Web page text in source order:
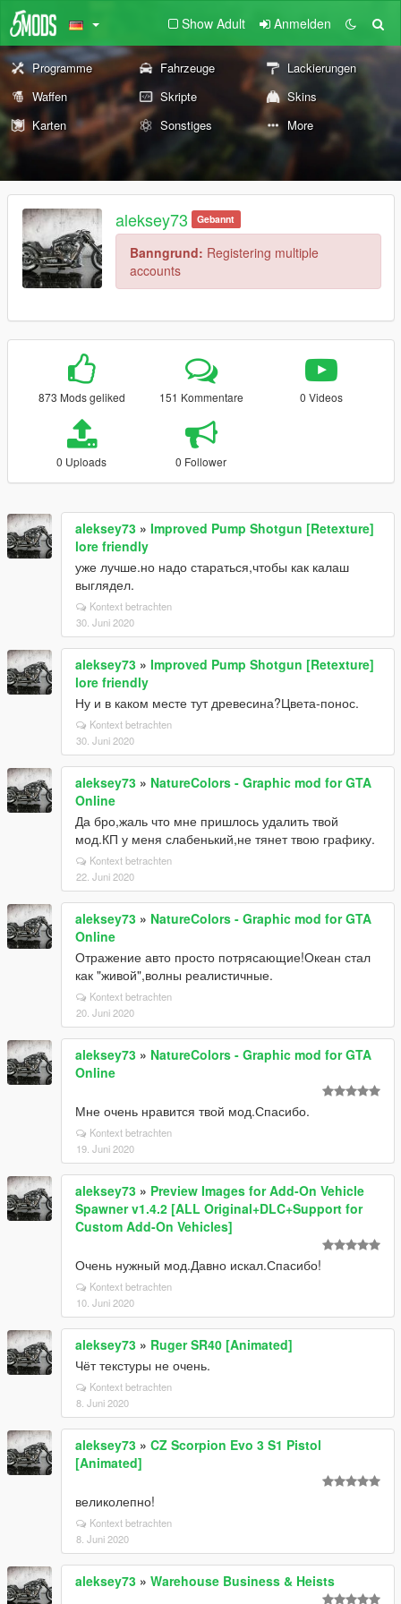
Show Adult Anmelden
Programme Fahrzeuge
Lackierungen
Waffen
Skripte
Skins
Karten
Sonstiges More
aleksey73 Gebannt
Banngrund: Registering multiple
accounts
873 Mods geliked 151 Kommentare 0 Videos
0 Uploads 0 Follower
aleksey73 » Improved Pump Shotgun [Retexture]
lore friendly
уже лучше.но надо стараться,чтобы как калаш
выглядел.
Kontext betrachten
30. Juni 2020
aleksey73 » Improved Pump Shotgun [Retexture]
lore friendly
Ну и в каком месте тут древесина?Цвета-понос.
Kontext betrachten
30. Juni 2020
aleksey73 » NatureColors - Graphic mod for GTA
Online
Да бро,жаль что мне пришлось удалить твой
мод.КП у меня слабенький,не тянет твою графику.
Kontext betrachten
22. Juni 2020
aleksey73 » NatureColors - Graphic mod for GTA
Online
Отражение авто просто потрясающие!Океан стал
как "живой",волны реалистичные.
Kontext betrachten
20. Juni 2020
aleksey73 » NatureColors - Graphic mod for GTA
Online
Мне очень нравится твой мод.Спасибо.
Kontext betrachten
19. Juni 2020
aleksey73 » Preview Images for Add-On Vehicle
Spawner v1.4.2 [ALL Original+DLC+Support for
Custom Add-On Vehicles]
Очень нужный мод.Давно искал.Спасибо!
Kontext betrachten
10. Juni 2020
aleksey73 » Ruger SR40 [Animated]
Чёт текстуры не очень.
Kontext betrachten
8. Juni 2020
aleksey73 » CZ Scorpion Evo 3 S1 Pistol
[Animated]
великолепно!
Kontext betrachten
8. Juni 2020
aleksey73 » Warehouse Business & Heists